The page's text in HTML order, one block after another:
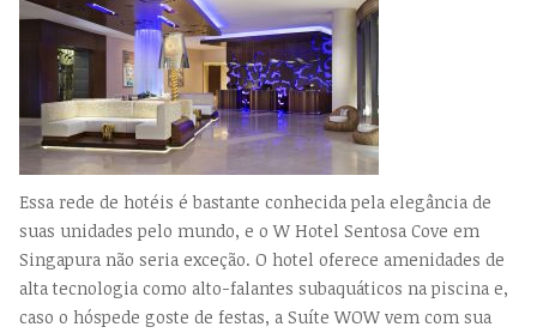
Essa rede de hotéis é bastante conhecida pela elegância de
suas unidades pelo mundo, e o W Hotel Sentosa Cove em
Singapura não seria exceção. O hotel oferece amenidades de
alta tecnologia como alto-falantes subaquáticos na piscina e,
caso o hóspede goste de festas, a Suíte WOW vem com sua